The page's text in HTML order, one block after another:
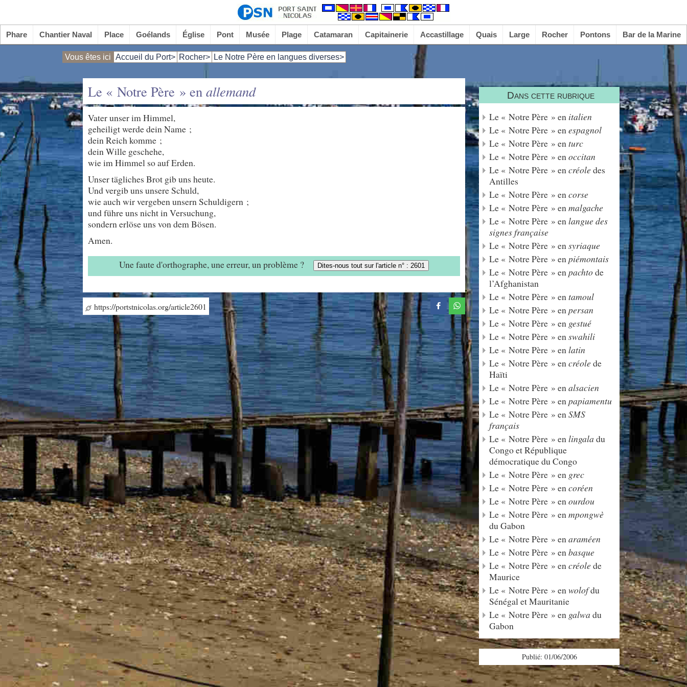
Phare Chantier Naval Place Goélands Église Pont Musée Plage Catamaran Capitainerie Accastillage Quais Large Rocher Pontons Bar de la Marine
Vous êtes ici Accueil du Port> Rocher> Le Notre Père en langues diverses>
Le « Notre Père » en allemand
Vater unser im Himmel,
geheiligt werde dein Name ;
dein Reich komme ;
dein Wille geschehe,
wie im Himmel so auf Erden.
Unser tägliches Brot gib uns heute.
Und vergib uns unsere Schuld,
wie auch wir vergeben unsern Schuldigern ;
und führe uns nicht in Versuchung,
sondern erlöse uns von dem Bösen.
Amen.
Une faute d'orthographe, une erreur, un problème ?
Dites-nous tout sur l'article n° : 2601
https://portstnicolas.org/article2601
Dans cette rubrique
Le « Notre Père » en italien
Le « Notre Père » enespagnol
Le « Notre Père » enturc
Le « Notre Père » enoccitan
Le « Notre Père » encréoledes
Antilles
Le « Notre Père » encorse
Le « Notre Père » enmalgache
Le « Notre Père » enlangue des
signes française
Le « Notre Père » ensyriaque
Le « Notre Père » enpiémontais
Le « Notre Père » enpachtode
l’Afghanistan
Le « Notre Père » entamoul
Le « Notre Père » enpersan
Le « Notre Père » en gestué
Le « Notre Père » enswahili
Le « Notre Père » enlatin
Le « Notre Père » encréolede
Haïti
Le « Notre Père » enalsacien
Le « Notre Père » enpapiamentu
Le « Notre Père » enSMS
français
Le « Notre Père » enlingala du
Congo et République
démocratique du Congo
Le « Notre Père » en grec
Le « Notre Père » encoréen
Le « Notre Père » enourdou
Le « Notre Père » enmpongwè
du Gabon
Le « Notre Père » enaraméen
Le « Notre Père » enbasque
Le « Notre Père » encréolede
Maurice
Le « Notre Père » enwolofdu
Sénégal et Mauritanie
Le « Notre Père » en galwa du
Gabon
Publié: 01/06/2006